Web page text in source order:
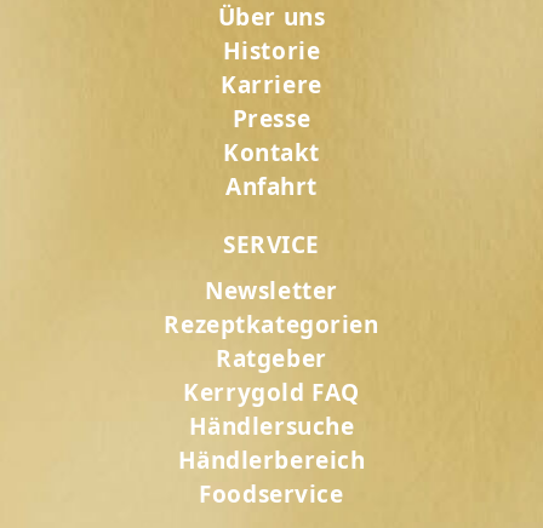
Über uns
Historie
Karriere
Presse
Kontakt
Anfahrt
SERVICE
Newsletter
Rezeptkategorien
Ratgeber
Kerrygold FAQ
Händlersuche
Händlerbereich
Foodservice